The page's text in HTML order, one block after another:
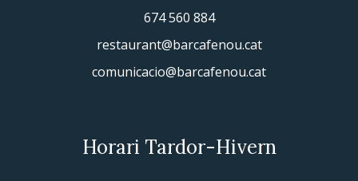
674 560 884
restaurant@barcafenou.cat
comunicacio@barcafenou.cat
Horari Tardor-Hivern